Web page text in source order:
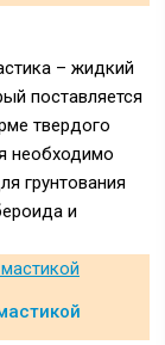
– жидкий
поставляется
твердого
необходимо
грунтования
и